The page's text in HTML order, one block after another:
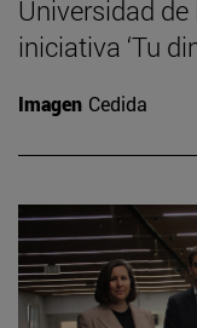
Universidad
iniciativa ‘Tu
Imagen Cedida